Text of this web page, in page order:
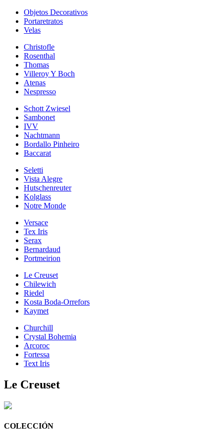
Objetos Decorativos
Portaretratos
Velas
Christofle
Rosenthal
Thomas
Villeroy Y Boch
Atenas
Nespresso
Schott Zwiesel
Sambonet
IVV
Nachtmann
Bordallo Pinheiro
Baccarat
Seletti
Vista Alegre
Hutschenreuter
Kolglass
Notre Monde
Versace
Tex Iris
Serax
Bernardaud
Portmeirion
Le Creuset
Chilewich
Riedel
Kosta Boda-Orrefors
Kaymet
Churchill
Crystal Bohemia
Arcoroc
Fortessa
Text Iris
Le Creuset
COLECCIÓN